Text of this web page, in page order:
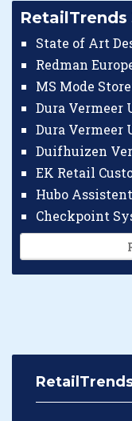
RetailTrends
State of Art
Redman
MS Mode
Dura Vermeer
Dura Vermeer
Duifhuizen
EK Retail
Hubo